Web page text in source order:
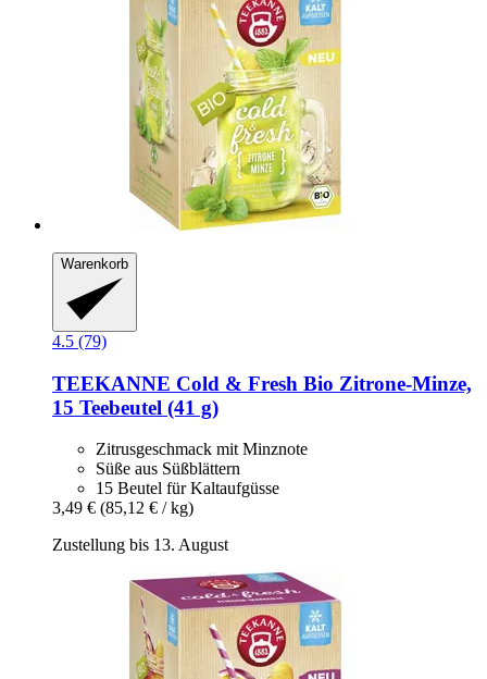
Warenkorb
4.5 (79)
TEEKANNE Cold & Fresh Bio Zitrone-​Minze,
15 Teebeutel (41 g)
Zitrusgeschmack mit Minznote
Süße aus Süßblättern
15 Beutel für Kaltaufgüsse
3,49 € (85,12 € / kg)
Zustellung bis 13. August